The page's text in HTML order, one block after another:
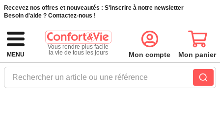
Recevez nos offres et nouveautés : S'inscrire à notre newsletter
Besoin d'aide ? Contactez-nous !
MENU
Vous rendre plus facile
la vie de tous les jours
Rechercher un article ou une référence
Mon compte Mon panier